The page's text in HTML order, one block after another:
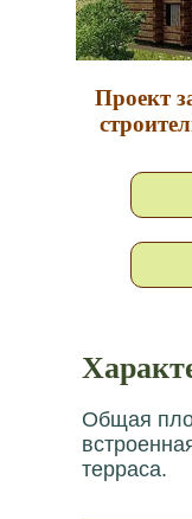
Проект
Общая
терраса.